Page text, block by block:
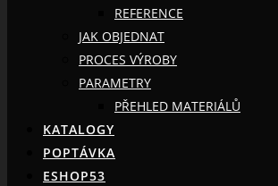
REFERENCE
JAK OBJEDNAT
PROCES VÝROBY
PARAMETRY
PŘEHLED MATERIÁLŮ
KATALOGY
POPTÁVKA
ESHOP53